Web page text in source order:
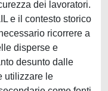
dei lavoratori.
e il contesto storico
ricorrere a
disperse e
desunto dalle
utilizzare le